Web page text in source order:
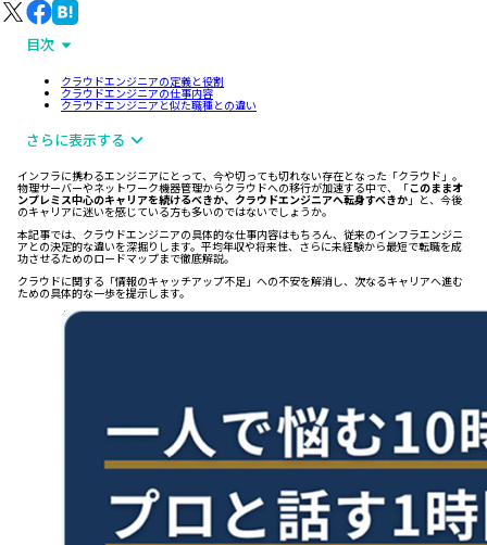
目次
クラウドエンジニアの定義と役割
クラウドエンジニアの仕事内容
クラウドエンジニアと似た職種との違い
さらに表示する
インフラに携わるエンジニアにとって、今や切っても切れない存在となった「クラウド」。
物理サーバーやネットワーク機器管理からクラウドへの移行が加速する中で、「このままオ
ンプレミス中心のキャリアを続けるべきか、クラウドエンジニアへ転身すべきか 」と、今後
のキャリアに迷いを感じている方も多いのではないでしょうか。
本記事では、クラウドエンジニアの具体的な仕事内容はもちろん、従来のインフラエンジニ
アとの決定的な違いを深掘りします。平均年収や将来性、さらに未経験から最短で転職を成
功させるためのロードマップまで徹底解説。
クラウドに関する「情報のキャッチアップ不足」への不安を解消し、次なるキャリアへ進む
ための具体的な一歩を提示します。